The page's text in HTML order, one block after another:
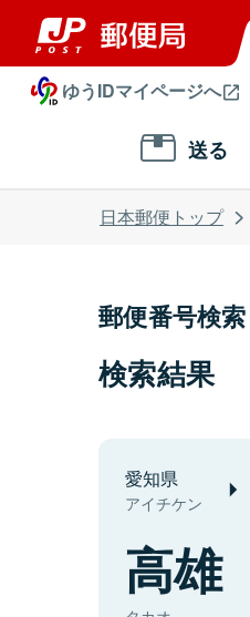
ゆうIDマイページへ
送る
日本郵便トップ
郵便番号検索
検索結果
愛知県
アイチケン
高雄